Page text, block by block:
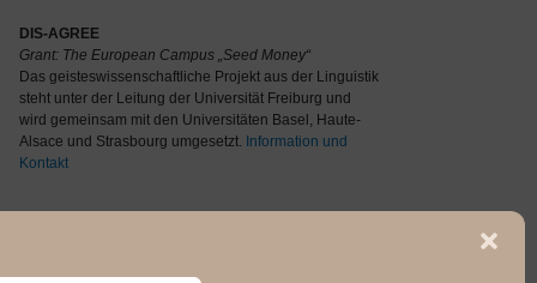
DIS-AGREE
Grant: The European Campus „Seed Money“
Das geisteswissenschaftliche Projekt aus der Linguistik
steht unter der Leitung der Universität Freiburg und
wird gemeinsam mit den Universitäten Basel, Haute-
Alsace und Strasbourg umgesetzt. Information und
Kontakt